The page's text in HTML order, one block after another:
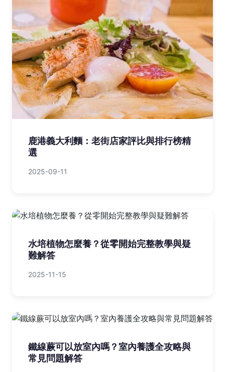
鹿港義大利麵：老街店家評比與排行榜精
選
2025-09-11
水培植物怎麼養？從零開始完整教學與疑
難解答
2025-11-15
鐵線蕨可以放室內嗎？室內養護全攻略與
常見問題解答